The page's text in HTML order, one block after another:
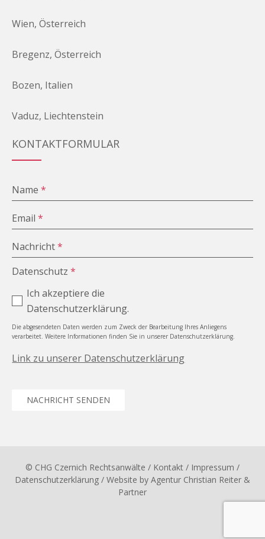
Wien, Österreich
Bregenz, Österreich
Bozen, Italien
Vaduz, Liechtenstein
KONTAKTFORMULAR
Name*
Email*
Nachricht*
Datenschutz*
Ich akzeptiere die
Datenschutzerklärung.
Die abgesendeten Daten werden zum Zweck der Bearbeitung Ihres Anliegens
verarbeitet. Weitere Informationen finden Sie in unserer Datenschutzerklärung.
Link zu unserer Datenschutzerklärung
NACHRICHT SENDEN
© CHG Czernich Rechtsanwälte / Kontakt / Impressum /
Datenschutzerklärung / Website by Agentur Christian Reiter &
Partner